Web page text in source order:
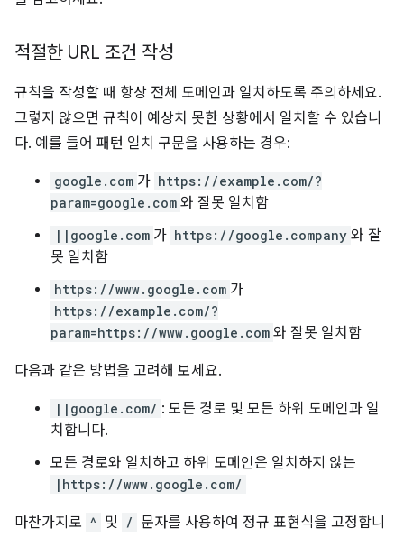
적절한 URL 조건 작성
규칙을 작성할 때 항상 전체 도메인과 일치하도록 주의하세요.
그렇지 않으면 규칙이 예상치 못한 상황에서 일치할 수 있습니
다. 예를 들어 패턴 일치 구문을 사용하는 경우:
google.com 가 https://example.com/?
param=google.com 와 잘못 일치함
||google.com 가 https://google.company 와 잘
못 일치함
https://www.google.com 가
https://example.com/?
param=https://www.google.com 와 잘못 일치함
다음과 같은 방법을 고려해 보세요.
||google.com/ : 모든 경로 및 모든 하위 도메인과 일
치합니다.
모든 경로와 일치하고 하위 도메인은 일치하지 않는
|https://www.google.com/
마찬가지로 ^ 및 / 문자를 사용하여 정규 표현식을 고정합니